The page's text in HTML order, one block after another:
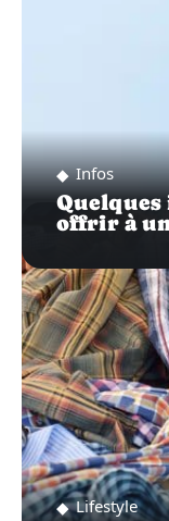
Infos
Quelques
offrir à
Lifestyle